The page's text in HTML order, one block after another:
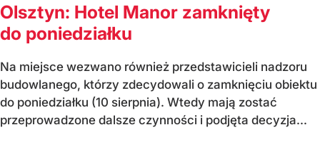
Olsztyn: Hotel Manor zamknięty
do poniedziałku
Na miejsce wezwano również przedstawicieli nadzoru
budowlanego, którzy zdecydowali o zamknięciu obiektu
do poniedziałku (10 sierpnia). Wtedy mają zostać
przeprowadzone dalsze czynności i podjęta decyzja...